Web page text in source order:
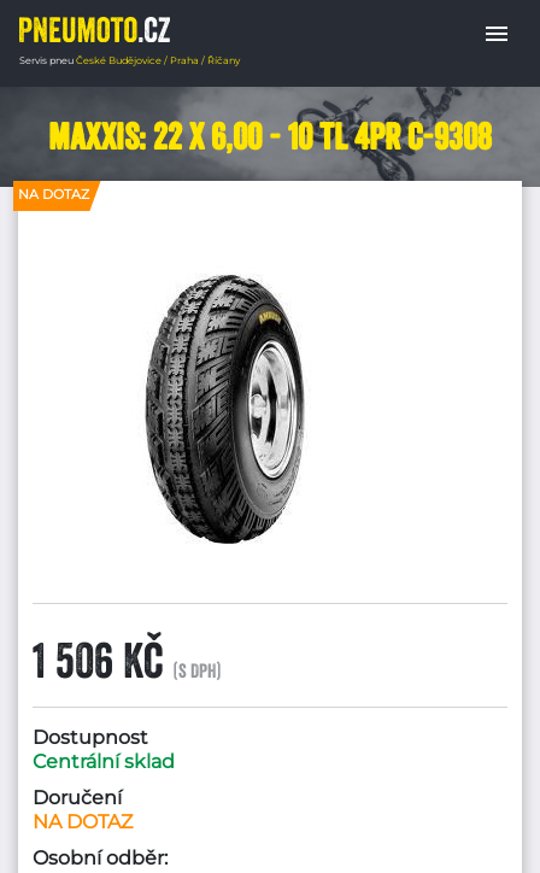
Servis pneu České Budějovice / Praha / Říčany
menu
Domů PNEUMATIKY ČTYŘKOLKY
Maxxis: 22 x 6,00 - 10 TL 4PR C-9308
NA DOTAZ
1 506 Kč (s DPH)
Dostupnost
Centrální sklad
Doručení
NA DOTAZ
Osobní odběr: